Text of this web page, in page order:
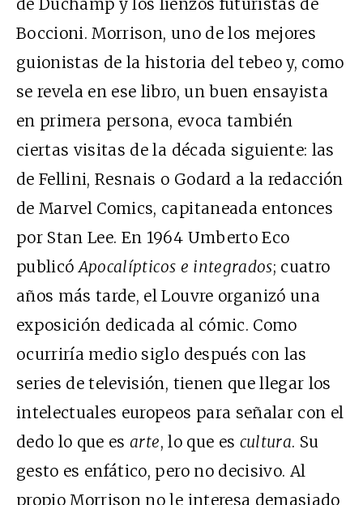
Boccioni. Morrison, uno de los mejores
guionistas de la historia del tebeo y, como
se revela en ese libro, un buen ensayista
en primera persona, evoca también
ciertas visitas de la década siguiente: las
de Fellini, Resnais o Godard a la redacción
de Marvel Comics, capitaneada entonces
por Stan Lee. En 1964 Umberto Eco
publicó Apocalípticos e integrados; cuatro
años más tarde, el Louvre organizó una
exposición dedicada al cómic. Como
ocurriría medio siglo después con las
series de televisión, tienen que llegar los
intelectuales europeos para señalar con el
dedo lo que esarte, lo que es cultura. Su
gesto es enfático, pero no decisivo. Al
propio Morrison no le interesa demasiado